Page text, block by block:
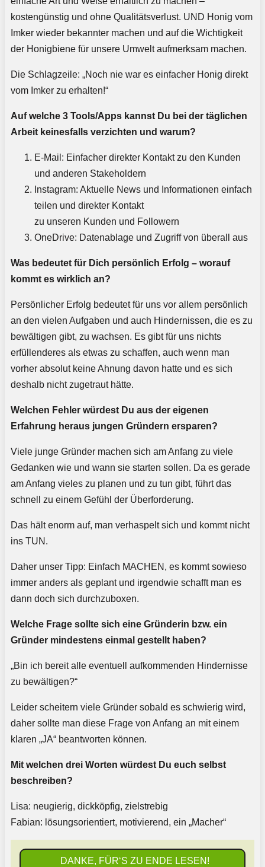
kostengünstig und ohne Qualitätsverlust. UND Honig vom
Imker wieder bekannter machen und auf die Wichtigkeit
der Honigbiene für unsere Umwelt aufmerksam machen.
Die Schlagzeile: „Noch nie war es einfacher Honig direkt
vom Imker zu erhalten!“
Auf welche 3 Tools/Apps kannst Du bei der täglichen
Arbeit keinesfalls verzichten und warum?
E-Mail: Einfacher direkter Kontakt zu den Kunden
und anderen Stakeholdern
Instagram: Aktuelle News und Informationen einfach
teilen und direkter Kontakt
zu unseren Kunden und Followern
OneDrive: Datenablage und Zugriff von überall aus
Was bedeutet für Dich persönlich Erfolg – worauf
kommt es wirklich an?
Persönlicher Erfolg bedeutet für uns vor allem persönlich
an den vielen Aufgaben und auch Hindernissen, die es zu
bewältigen gibt, zu wachsen. Es gibt für uns nichts
erfüllenderes als etwas zu schaffen, auch wenn man
vorher absolut keine Ahnung davon hatte und es sich
deshalb nicht zugetraut hätte.
Welchen Fehler würdest Du aus der eigenen
Erfahrung heraus jungen Gründern ersparen?
Viele junge Gründer machen sich am Anfang zu viele
Gedanken wie und wann sie starten sollen. Da es gerade
am Anfang vieles zu planen und zu tun gibt, führt das
schnell zu einem Gefühl der Überforderung.
Das hält enorm auf, man verhaspelt sich und kommt nicht
ins TUN.
Daher unser Tipp: Einfach MACHEN, es kommt sowieso
immer anders als geplant und irgendwie schafft man es
dann doch sich durchzuboxen.
Welche Frage sollte sich eine Gründerin bzw. ein
Gründer mindestens einmal gestellt haben?
„Bin ich bereit alle eventuell aufkommenden Hindernisse
zu bewältigen?“
Leider scheitern viele Gründer sobald es schwierig wird,
daher sollte man diese Frage von Anfang an mit einem
klaren „JA“ beantworten können.
Mit welchen drei Worten würdest Du euch selbst
beschreiben?
Lisa: neugierig, dickköpfig, zielstrebig
Fabian: lösungsorientiert, motivierend, ein „Macher“
DANKE, FÜR‘S ZU ENDE LESEN!